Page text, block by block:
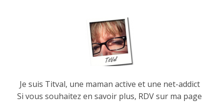
Je suis Titval, une maman active et une net-addict
Si vous souhaitez en savoir plus, RDV sur ma page